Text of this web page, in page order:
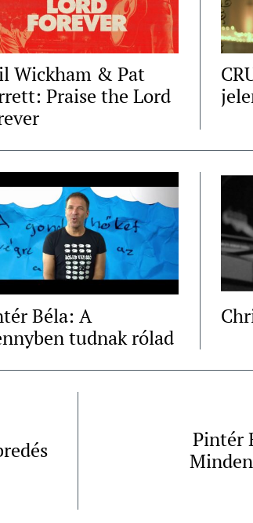
Wickham & Pat
Praise the Lord
Béla: A
tudnak rólad
Pintér